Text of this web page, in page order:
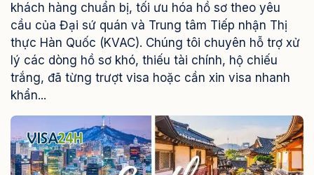
Chi phí dịch vụ visa Hàn Quốc bao nhiêu?
Visa Hàn Quốc bị từ chối có được hoàn tiền không?
Cần bao nhiêu tiền trong tài khoản để xin visa Hàn
Quốc?
khách hàng chuẩn bị, tối ưu hóa hồ sơ theo yêu
cầu của Đại sứ quán và Trung tâm Tiếp nhận Thị
thực Hàn Quốc (KVAC). Chúng tôi chuyên hỗ trợ xử
lý các dòng hồ sơ khó, thiếu tài chính, hộ chiếu
trắng, đã từng trượt visa hoặc cần xin visa nhanh
khẩn...